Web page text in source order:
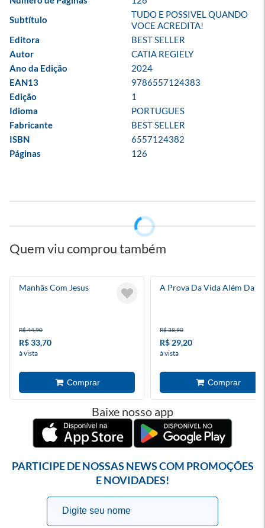
Subtítulo
TUDO E POSSIVEL QUANDO
VOCE ACREDITA!
Editora
BEST SELLER
Autor
CATIA REGIELY
Ano da Edição
2024
EAN13
9786557124383
Edição
1
Idioma
PORTUGUES
Fabricante
BEST SELLER
ISBN
6557124382
Páginas
126
Quem viu comprou também
Manhãs Com Jesus
R$ 44,90
R$ 33,70
à vista
A Prova Da Vida Além Da
R$ 38,90
R$ 29,20
à vista
Baixe nosso app
PARTICIPE DE NOSSAS NEWS COM PROMOÇÕES
E NOVIDADES!